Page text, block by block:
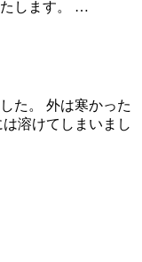
します。 …
た。 外は寒かった
溶けてしまいまし